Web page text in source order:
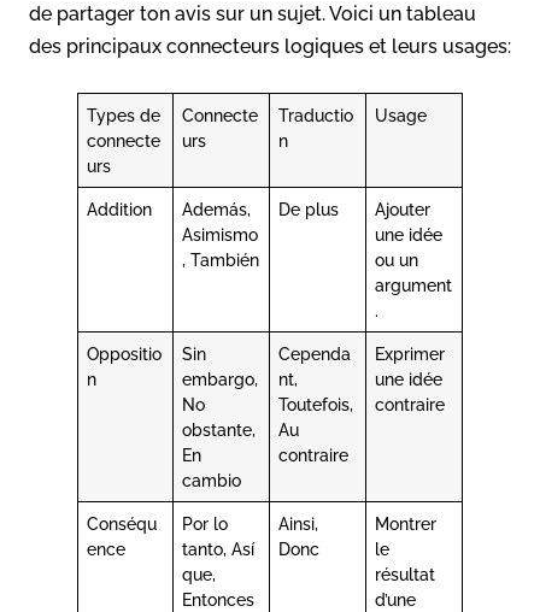
de partager ton avis sur un sujet. Voici un tableau
des principaux connecteurs logiques et leurs usages:
Types de
connecte
urs
Connecte
urs
Traductio
n
Usage
Addition
Además,
Asimismo
, También
De plus
Ajouter
une idée
ou un
argument
.
Oppositio
n
Sin
embargo,
No
obstante,
En
cambio
Cependa
nt,
Toutefois,
Au
contraire
Exprimer
une idée
contraire
Conséqu
ence
Por lo
tanto, Así
que,
Entonces
Ainsi,
Donc
Montrer
le
résultat
d’une